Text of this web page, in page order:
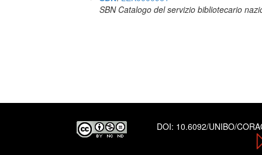
SBN Catalogo del servizio bibliotecario
DOI: 10.6092/UNIBO/